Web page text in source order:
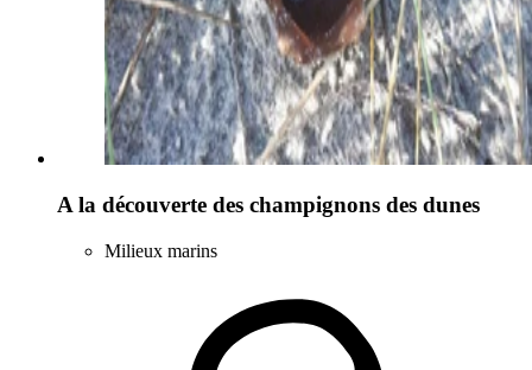
A la découverte des champignons des dunes
Milieux marins